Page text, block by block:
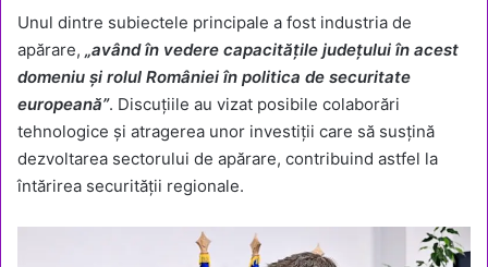
Unul dintre subiectele principale a fost industria de
apărare, „având în vedere capacitățile județului în acest
domeniu și rolul României în politica de securitate
europeană”. Discuțiile au vizat posibile colaborări
tehnologice și atragerea unor investiții care să susțină
dezvoltarea sectorului de apărare, contribuind astfel la
întărirea securității regionale.